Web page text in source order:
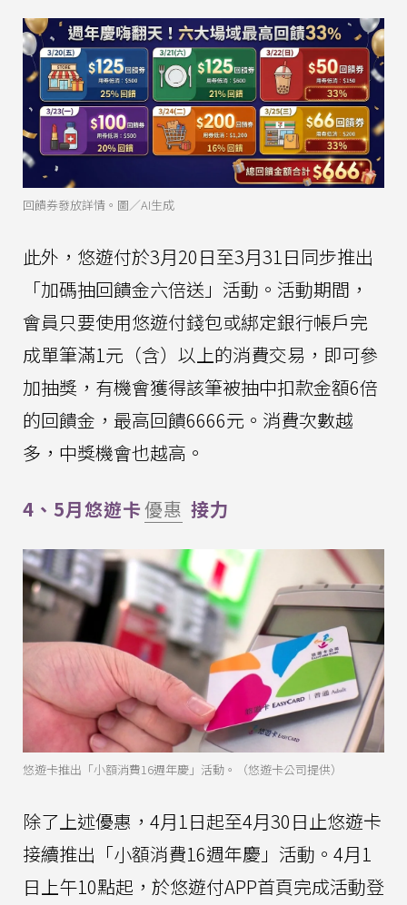
回饋券發放詳情。圖／AI生成
此外，悠遊付於3月20日至3月31日同步推出
「加碼抽回饋金六倍送」活動。活動期間，
會員只要使用悠遊付錢包或綁定銀行帳戶完
成單筆滿1元（含）以上的消費交易，即可參
加抽獎，有機會獲得該筆被抽中扣款金額6倍
的回饋金，最高回饋6666元。消費次數越
多，中獎機會也越高。
4、5月悠遊卡優惠 接力
悠遊卡推出「小額消費16週年慶」活動。（悠遊卡公司提供）
除了上述優惠，4月1日起至4月30日止悠遊卡
接續推出「小額消費16週年慶」活動。4月1
日上午10點起，於悠遊付APP首頁完成活動登